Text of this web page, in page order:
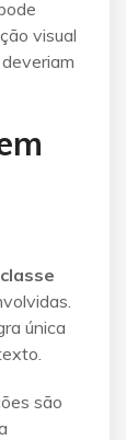
visual
classe
única
são